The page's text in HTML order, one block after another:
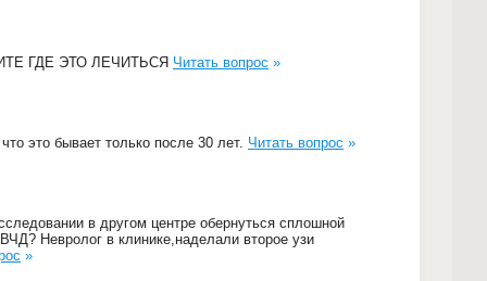
ГДЕ ЭТО ЛЕЧИТЬСЯ Читать вопрос »
это бывает только после 30 лет. Читать вопрос »
в другом центре обернуться сплошной
Невролог в клинике,наделали второе узи
»